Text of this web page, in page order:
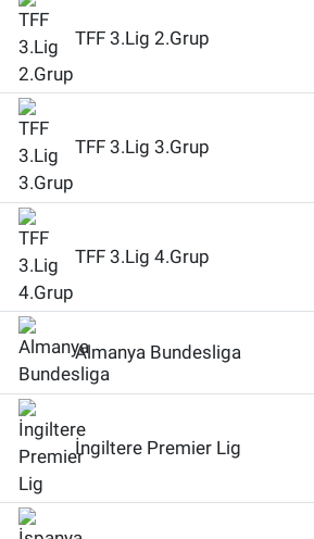
TFF 3.Lig 2.Grup
TFF 3.Lig 3.Grup
TFF 3.Lig 4.Grup
Almanya Bundesliga
İngiltere Premier Lig